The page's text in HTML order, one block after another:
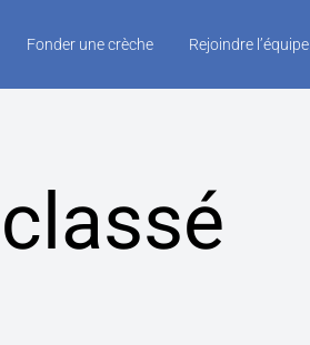
Fonder une crèche Rejoindre l’équipe